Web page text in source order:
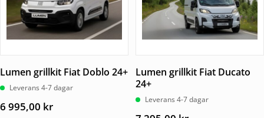
Lumen grillkit Fiat Doblo 24+
Leverans 4-7 dagar
6 995,00 kr
Lumen grillkit Fiat Ducato
24+
Leverans 4-7 dagar